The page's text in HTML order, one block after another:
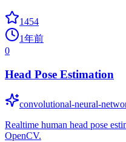
1454
1年前
0
Head Pose Estimation
convolutional-neural-
Realtime human head pose
OpenCV.